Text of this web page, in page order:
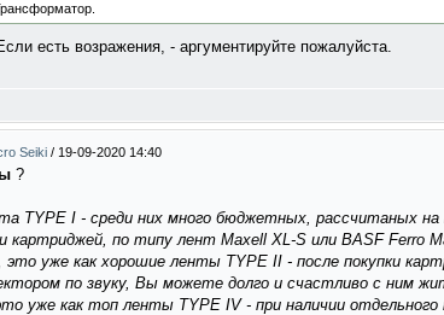
есть возражения, - аргументируйте пожалуйста.
Seiki / 19-09-2020 14:40
?
TYPE I - среди них много бюджетных, рассчитаных
по типу лент Maxell XL-S или BASF Ferro
уже как хорошие ленты TYPE II - после покупки
по звуку, Вы можете долго и счастливо с ним
уже как топ ленты TYPE IV - при наличии